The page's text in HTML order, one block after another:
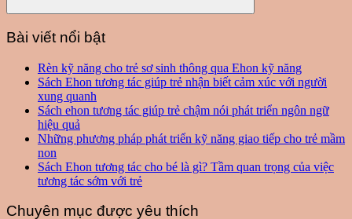
Search
Bài viết nổi bật
Rèn kỹ năng cho trẻ sơ sinh thông qua Ehon kỹ năng
Sách Ehon tương tác giúp trẻ nhận biết cảm xúc với người
xung quanh
Sách ehon tương tác giúp trẻ chậm nói phát triển ngôn ngữ
hiệu quả
Những phương pháp phát triển kỹ năng giao tiếp cho trẻ mầm
non
Sách Ehon tương tác cho bé là gì? Tầm quan trọng của việc
tương tác sớm với trẻ
Chuyên mục được yêu thích